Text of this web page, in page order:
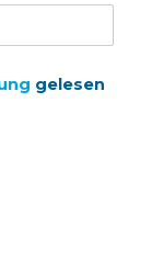
gelesen